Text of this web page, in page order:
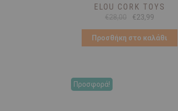
ELOU CORK TOYS
€28,00
Original
€28,00.
€23,99
τιμή
είναι:
€23,99.
Προσθήκη στο καλάθι
Προσφορά!